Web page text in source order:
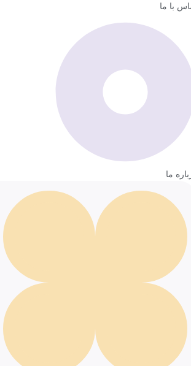
با ما
ما